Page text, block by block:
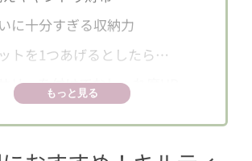
に十分すぎる収納力
トを1つあげるとしたら…
リーを付けておしゃれ度UP
もっと見る